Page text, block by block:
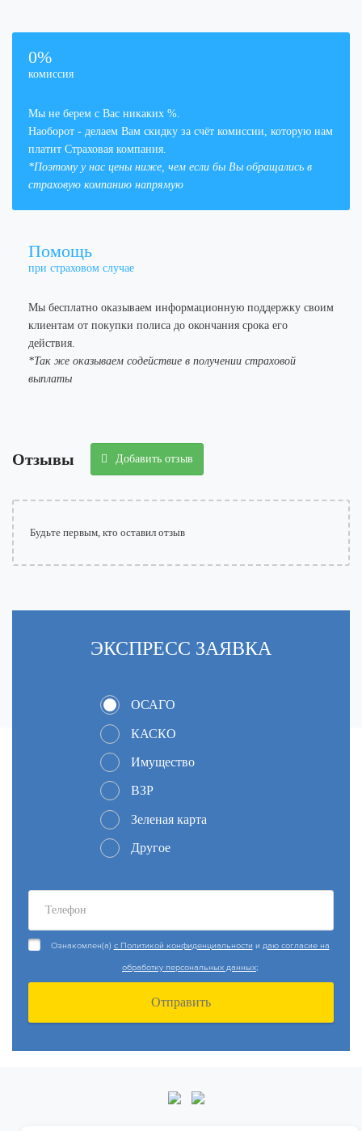
0%
комиссия
Мы не берем с Вас никаких %.
Наоборот - делаем Вам скидку за счёт комиссии, которую нам
платит Страховая компания.
*Поэтому у нас цены ниже, чем если бы Вы обращались в
страховую компанию напрямую
Помощь
при страховом случае
Мы бесплатно оказываем информационную поддержку своим
клиентам от покупки полиса до окончания срока его
действия.
*Так же оказываем содействие в получении страховой
выплаты
Отзывы Добавить отзыв
Будьте первым, кто оставил отзыв
ЭКСПРЕСC ЗАЯВКА
ОСАГО
КАСКО
Имущество
ВЗР
Зеленая карта
Другое
Ознакомлен(а) с Политикой конфиденциальности и даю согласие на
обработку персональных данных;
Отправить